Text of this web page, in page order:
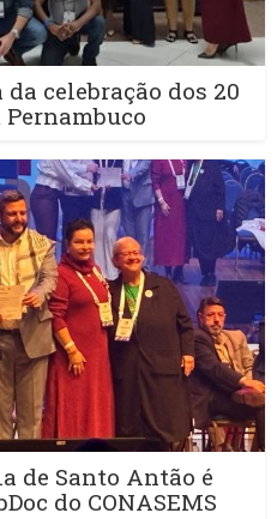
da celebração dos 20
de Santo Antão é
do CONASEMS